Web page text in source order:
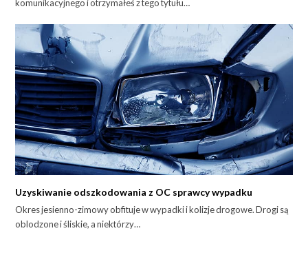
komunikacyjnego i otrzymałeś z tego tytułu…
Uzyskiwanie odszkodowania z OC sprawcy wypadku
Okres jesienno-zimowy obfituje w wypadki i kolizje drogowe. Drogi są
oblodzone i śliskie, a niektórzy…